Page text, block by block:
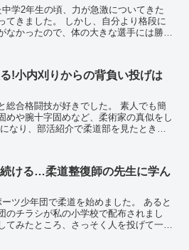
学2年生の頃、力が急激についてきた
し、自分より格段に
かったので、体の大きな選手には勝て
!小内刈りからの背負い投げは
闘技が好きでした。 素人でも簡
めや腕十字固めなど、柔術家の真似をし
ける…柔道整復師の先生に学ん
少年団で柔道を始めました。 あると
のチラシが私の小学校で配布されまし
てみたところ、さっそく人を投げて一本